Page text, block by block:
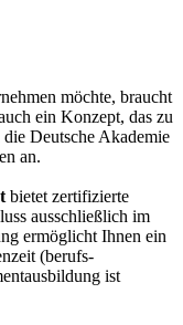
möchte, braucht
ein Konzept, das zu
Deutsche Akademie
an.
bietet zertifizierte
ausschließlich im
ermöglicht Ihnen ein
(berufs-
ist